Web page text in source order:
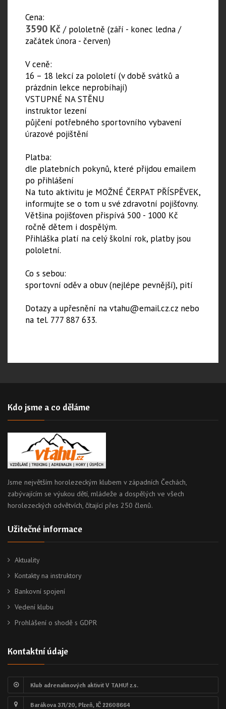
Cena:
3590 Kč / pololetně (září - konec ledna /
začátek února - červen)
V ceně:
16 – 18 lekcí za pololetí (v době svátků a
prázdnin lekce neprobíhají)
VSTUPNÉ NA STĚNU
instruktor lezení
půjčení potřebného sportovního vybavení
úrazové pojištění
Platba:
dle platebních pokynů, které přijdou emailem
po přihlášení
Na tuto aktivitu je MOŽNÉ ČERPAT PŘÍSPĚVEK,
informujte se o tom u své zdravotní pojišťovny.
Většina pojišťoven přispívá 500 - 1000 Kč
ročně dětem i dospělým.
​Přihláška platí na celý školní rok, platby jsou
pololetní.
Co s sebou:
sportovní oděv a obuv (nejlépe pevnější), pití
Dotazy a upřesnění na vtahu@email.cz.cz nebo
na tel. 777 887 633.
Kdo jsme a co děláme
Jsme největším horolezeckým klubem v západních Čechách,
zabývajícím se výukou dětí, mládeže a dospělých ve všech
horolezeckých odvětvích, čítající přes 250 členů.
Užitečné informace
Aktuality
Kontakty na instruktory
Bankovní spojení
Vedení klubu
Prohlášení o shodě s GDPR
Kontaktní údaje
Klub adrenalinových aktivit V TAHU! z.s.
Barákova 371/20, Plzeň, IČ 22608664